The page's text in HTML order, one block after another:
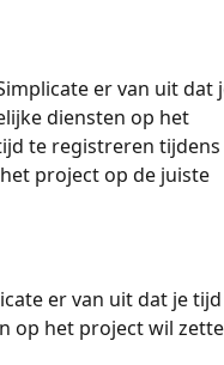
er van uit dat
diensten op het
te registreren tijdens
project op de juiste
er van uit dat je tijd
op het project wil